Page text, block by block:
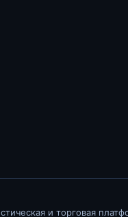
и торговая